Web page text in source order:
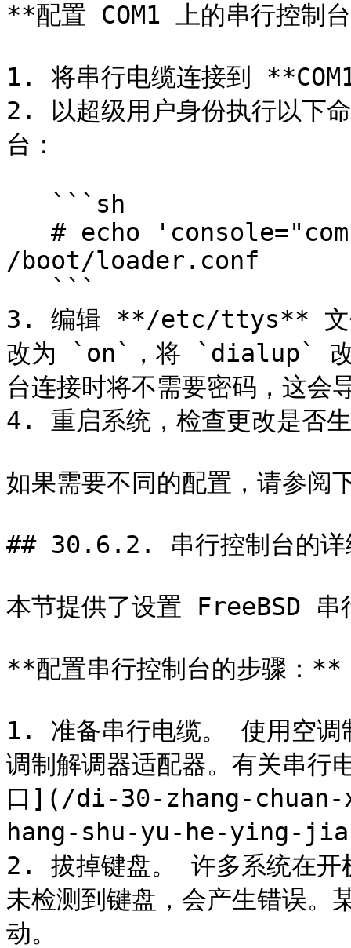
**配置 COM1 上的串行控制
1. 将串行电缆连接到
2. 以超级用户身份执行以下
台：
/boot/loader.conf
3. 编辑 **/etc/ttys** 文
改为 `on`，将 `dialup` 改
台连接时将不需要密码，这会
4. 重启系统，检查更改是否
如果需要不同的配置，请参阅
## 30.6.2. 串行控制台的详
本节提供了设置 FreeBSD 串
**配置串行控制台的步骤：**
1. 准备串行电缆。 使用空调
调制解调器适配器。有关串
口](/di-30-zhang-
hang-shu-yu-he-ying-
2. 拔掉键盘。 许多系统在开
未检测到键盘，会产生错误。
动。